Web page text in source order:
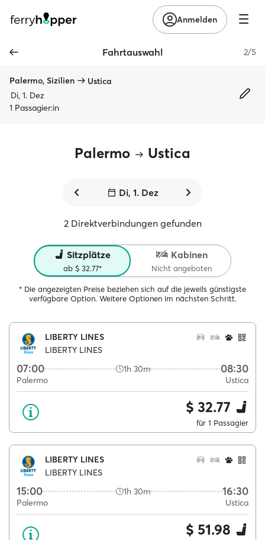
Anmelden
Fahrtauswahl 2/5
Palermo, Sizilien
Ustica
Di, 1. Dez
1 Passagier:in
Palermo Ustica
Di, 1. Dez
2 Direktverbindungen gefunden
Sitzplätze
ab $ 32.77*
Kabinen
Nicht angeboten
* Die angezeigten Preise beziehen sich auf die jeweils günstigste
verfügbare Option. Weitere Optionen im nächsten Schritt.
LIBERTY LINES
LIBERTY LINES
07:00 1h 30m 08:30
Palermo Ustica
$ 32.77
für 1 Passagier
LIBERTY LINES
LIBERTY LINES
15:00 1h 30m 16:30
Palermo Ustica
$ 51.98